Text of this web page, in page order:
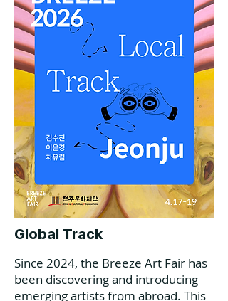
Global Track
Since 2024, the Breeze Art Fair has
been discovering and introducing
emerging artists from abroad. This